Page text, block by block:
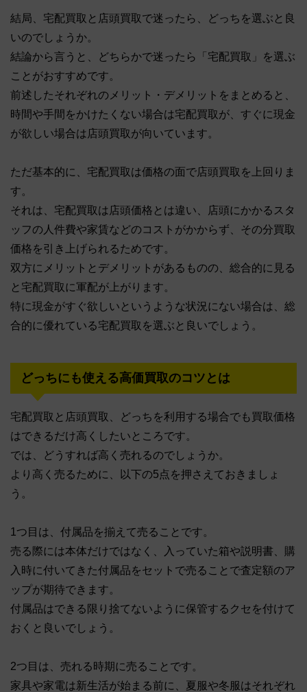
結局、宅配買取と店頭買取で迷ったら、どっちを選ぶと良
いのでしょうか。
結論から言うと、どちらかで迷ったら「宅配買取」を選ぶ
ことがおすすめです。
前述したそれぞれのメリット・デメリットをまとめると、
時間や手間をかけたくない場合は宅配買取が、すぐに現金
が欲しい場合は店頭買取が向いています。
ただ基本的に、宅配買取は価格の面で店頭買取を上回りま
す。
それは、宅配買取は店頭価格とは違い、店頭にかかるスタ
ッフの人件費や家賃などのコストがかからず、その分買取
価格を引き上げられるためです。
双方にメリットとデメリットがあるものの、総合的に見る
と宅配買取に軍配が上がります。
特に現金がすぐ欲しいというような状況にない場合は、総
合的に優れている宅配買取を選ぶと良いでしょう。
どっちにも使える高価買取のコツとは
宅配買取と店頭買取、どっちを利用する場合でも買取価格
はできるだけ高くしたいところです。
では、どうすれば高く売れるのでしょうか。
より高く売るために、以下の5点を押さえておきましょ
う。
1つ目は、付属品を揃えて売ることです。
売る際には本体だけではなく、入っていた箱や説明書、購
入時に付いてきた付属品をセットで売ることで査定額のア
ップが期待できます。
付属品はできる限り捨てないように保管するクセを付けて
おくと良いでしょう。
2つ目は、売れる時期に売ることです。
家具や家電は新生活が始まる前に、夏服や冬服はそれぞれ